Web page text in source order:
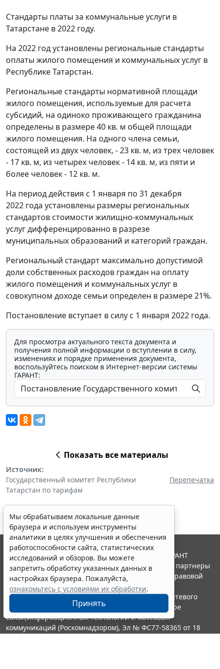
Стандарты платы за коммунальные услуги в
Татарстане в 2022 году.
На 2022 год установлены региональные стандарты
оплаты жилого помещения и коммунальных услуг в
Республике Татарстан.
Региональные стандарты нормативной площади
жилого помещения, используемые для расчета
субсидий, на одиноко проживающего гражданина
определены в размере 40 кв. м общей площади
жилого помещения. На одного члена семьи,
состоящей из двух человек, - 23 кв. м, из трех человек
- 17 кв. м, из четырех человек - 14 кв. м, из пяти и
более человек - 12 кв. м.
На период действия с 1 января по 31 декабря
2022 года установлены размеры региональных
стандартов стоимости жилищно-коммунальных
услуг дифференцированно в разрезе
муниципальных образований и категорий граждан.
Региональный стандарт максимально допустимой
доли собственных расходов граждан на оплату
жилого помещения и коммунальных услуг в
совокупном доходе семьи определен в размере 21%.
Постановление вступает в силу с 1 января 2022 года.
Для просмотра актуального текста документа и
получения полной информации о вступлении в силу,
изменениях и порядке применения документа,
воспользуйтесь поиском в Интернет-версии системы
ГАРАНТ:
Показать все материалы
Источник:
Государственный комитет Республики
Татарстан по тарифам
Перепечатка
Мы обрабатываем локальные данные
браузера и используем инструменты
аналитики в целях улучшения и обеспечения
работоспособности сайта, статистических
исследований и обзоров. Вы можете
запретить обработку указанных данных в
настройках браузера. Пожалуйста,
ознакомьтесь с условиями их обработки.
Принять
© ООО "НПП "ГАРАНТ-СЕРВИС", 2026. Система ГАРАНТ
выпускается с 1990 года. Компания "Гарант" и ее партнеры
являются участниками Российской ассоциации правовой
информации ГАРАНТ.
Портал ГАРАНТ.РУ зарегистрирован в качестве сетевого
издания Федеральной службой по надзору в сфере
связи,информационных технологий и массовых
коммуникаций (Роскомнадзором), Эл № ФС77-58365 от 18